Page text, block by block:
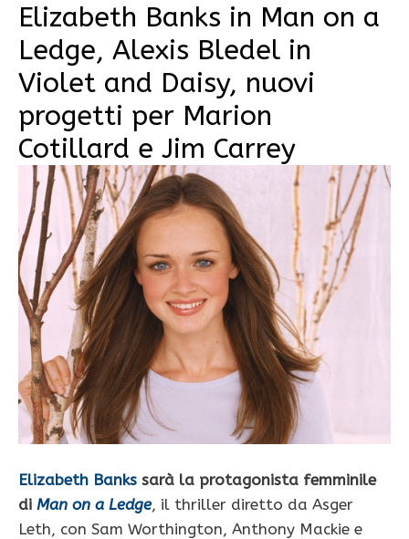
Elizabeth Banks in Man on a
Ledge, Alexis Bledel in
Violet and Daisy, nuovi
progetti per Marion
Cotillard e Jim Carrey
Elizabeth Banks sarà la protagonista femminile
di Man on a Ledge, il thriller diretto da Asger
Leth, con Sam Worthington, Anthony Mackie e